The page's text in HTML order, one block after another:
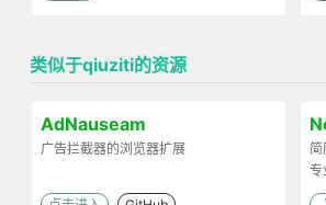
类似于qiuziti的资源
AdNauseam
广告拦截器的浏览器扩展
专